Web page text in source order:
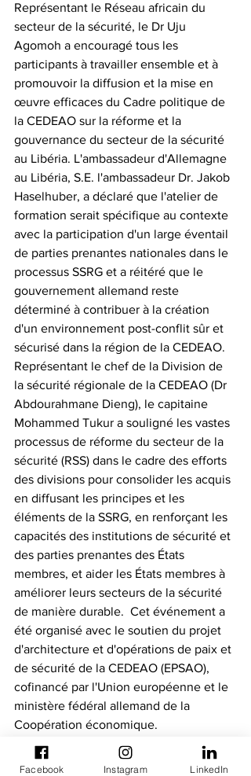
Représentant le Réseau africain du
secteur de la sécurité, le Dr Uju
Agomoh a encouragé tous les
participants à travailler ensemble et à
promouvoir la diffusion et la mise en
œuvre efficaces du Cadre politique de
la CEDEAO sur la réforme et la
gouvernance du secteur de la sécurité
au Libéria. L'ambassadeur d'Allemagne
au Libéria, S.E. l'ambassadeur Dr. Jakob
Haselhuber, a déclaré que l'atelier de
formation serait spécifique au contexte
avec la participation d'un large éventail
de parties prenantes nationales dans le
processus SSRG et a réitéré que le
gouvernement allemand reste
déterminé à contribuer à la création
d'un environnement post-conflit sûr et
sécurisé dans la région de la CEDEAO.
Représentant le chef de la Division de
la sécurité régionale de la CEDEAO (Dr
Abdourahmane Dieng), le capitaine
Mohammed Tukur a souligné les vastes
processus de réforme du secteur de la
sécurité (RSS) dans le cadre des efforts
des divisions pour consolider les acquis
en diffusant les principes et les
éléments de la SSRG, en renforçant les
capacités des institutions de sécurité et
des parties prenantes des États
membres, et aider les États membres à
améliorer leurs secteurs de la sécurité
de manière durable.  Cet événement a
été organisé avec le soutien du projet
d'architecture et d'opérations de paix et
de sécurité de la CEDEAO (EPSAO),
cofinancé par l'Union européenne et le
ministère fédéral allemand de la
Coopération économique.
événement, veuillez contacter :
Facebook Instagram LinkedIn